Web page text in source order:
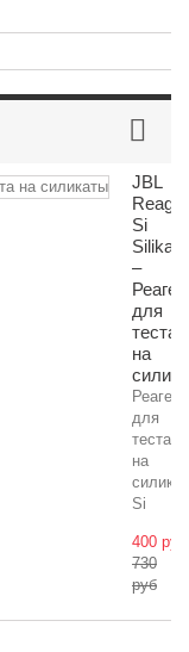
JBL
Si
Silikat
–
для
теста
на
для
теста
на
Si
400 руб
730
руб